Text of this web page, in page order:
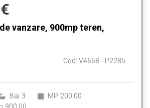
vanzare, 900mp teren,
Cod: V4658 - P2285
Bai 3 MP 200.00